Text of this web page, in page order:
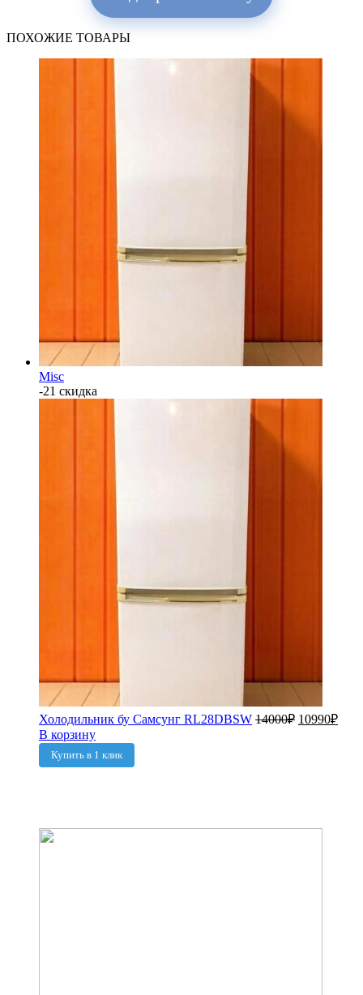
ПОХОЖИЕ ТОВАРЫ
Misc
-21 скидка
Холодильник бу Самсунг RL28DBSW 14000₽ 10990₽
В корзину
Купить в 1 клик